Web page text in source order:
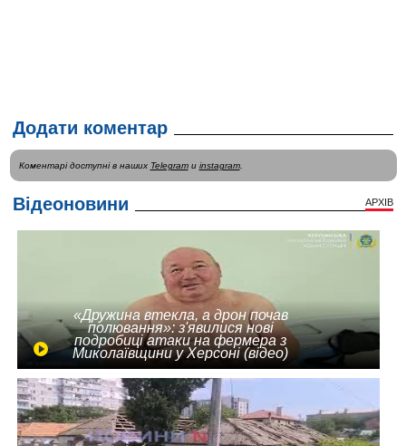
Додати коментар
Коментарі доступні в наших Telegramи instagram.
Відеоновини АРХІВ
«Дружина втекла, а дрон почав
полювання»: з'явилися нові
подробиці атаки на фермера з
Миколаївщини у Херсоні (відео)